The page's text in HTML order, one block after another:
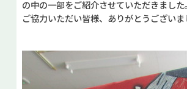
の中の一部をご紹介させていただきまし
ご協力いただい皆様、ありがとうございま